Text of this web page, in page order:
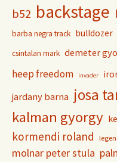
b52 backstage
barba negra track bulldozer
csintalan mark demeter
heep freedom invader
jardany barna josa
kalman gyorgy
kormendi roland
molnar peter stula